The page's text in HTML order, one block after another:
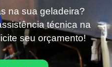
na sua geladeira?
técnica na
seu orçamento!